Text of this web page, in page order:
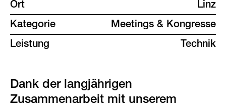
projekte
kunden
green events
Ort
Linz
Kategorie
Meetings & Kongresse
Leistung
Technik
Dank der langjährigen
Zusammenarbeit mit unserem